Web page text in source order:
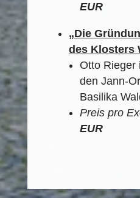
EUR
„Die
des Klosters
Otto Rieger
den Jann-
Basilika
Preis pro
EUR